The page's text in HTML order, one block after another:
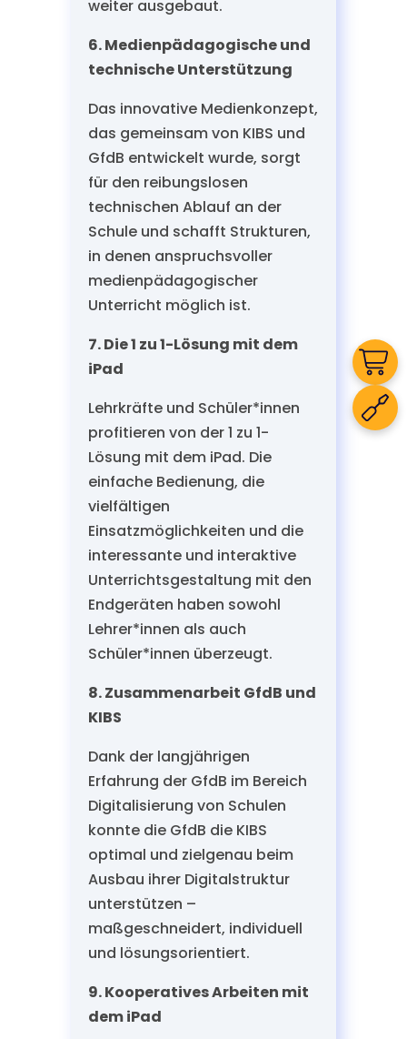
weiter ausgebaut.
6. Medienpädagogische und
technische Unterstützung
Das innovative Medienkonzept,
das gemeinsam von KIBS und
GfdB entwickelt wurde, sorgt
für den reibungslosen
technischen Ablauf an der
Schule und schafft Strukturen,
in denen anspruchsvoller
medienpädagogischer
Unterricht möglich ist.
7. Die 1 zu 1-Lösung mit dem
iPad
Lehrkräfte und Schüler*innen
profitieren von der 1 zu 1-
Lösung mit dem iPad. Die
einfache Bedienung, die
vielfältigen
Einsatzmöglichkeiten und die
interessante und interaktive
Unterrichtsgestaltung mit den
Endgeräten haben sowohl
Lehrer*innen als auch
Schüler*innen überzeugt.
8. Zusammenarbeit GfdB und
KIBS
Dank der langjährigen
Erfahrung der GfdB im Bereich
Digitalisierung von Schulen
konnte die GfdB die KIBS
optimal und zielgenau beim
Ausbau ihrer Digitalstruktur
unterstützen –
maßgeschneidert, individuell
und lösungsorientiert.
9. Kooperatives Arbeiten mit
dem iPad